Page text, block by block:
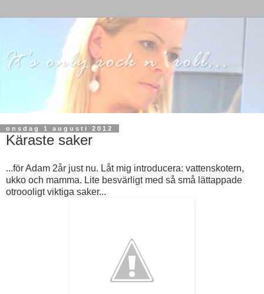
onsdag 1 augusti 2012
Käraste saker
...för Adam 2år just nu. Låt mig introducera: vattenskotern,
ukko och mamma. Lite besvärligt med så små lättappade
otroooligt viktiga saker...